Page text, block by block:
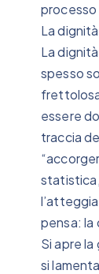
processo
La
La
spesso
essere
traccia
pensa: la
Si apre
si